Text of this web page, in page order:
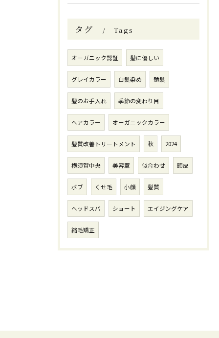
タグ Tags
オーガニック認証 髪に優しい
グレイカラー 白髪染め 艶髪
髪のお手入れ 季節の変わり目
ヘアカラー オーガニックカラー
髪質改善トリートメント 秋 2024
横須賀中央 美容室 似合わせ 頭皮
ボブ くせ毛 小顔 髪質
ヘッドスパ ショート エイジングケア
縮毛矯正